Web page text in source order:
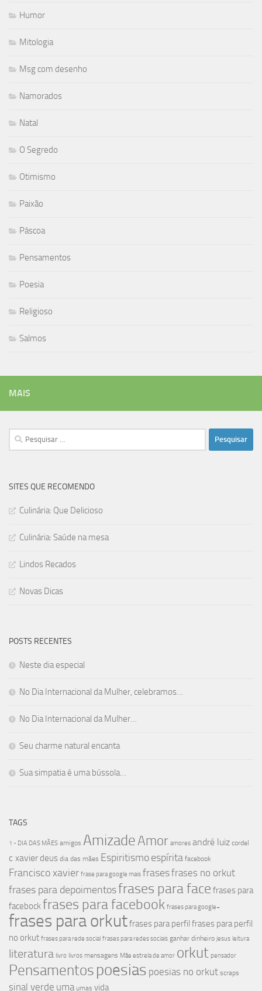
Humor
Mitologia
Msg com desenho
Namorados
Natal
O Segredo
Otimismo
Paixão
Páscoa
Pensamentos
Poesia
Religioso
Salmos
MAIS
Pesquisar
por:
SITES QUE RECOMENDO
Culinária: Que Delicioso
Culinária: Saúde na mesa
Lindos Recados
Novas Dicas
POSTS RECENTES
Neste dia especial
No Dia Internacional da Mulher, celebramos…
No Dia Internacional da Mulher…
Seu charme natural encanta
Sua simpatia é uma bússola…
TAGS
1 - DIA DAS MÃES amigos AmizadeAmor amores andré luiz cordel
c xavier deus dia das mães Espiritismoespírita facebook
Francisco xavier frase para google mais frasesfrases no orkut
frases para depoimentosfrases para face frases para
facebockfrases para facebook frases para google+
frases para orkutfrases para perfil frases para perfil
no orkut frases para rede social frases para redes sociais ganhar dinheiro jesus leitura
literatura livro livros mensagens Mãe estrela de amor orkut pensador
Pensamentospoesias poesias no orkut scraps
sinal verde uma umas vida